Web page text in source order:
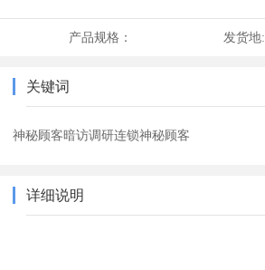
产品规格： 发货地:
关键词
神秘顾客暗访调研连锁神秘顾客
详细说明